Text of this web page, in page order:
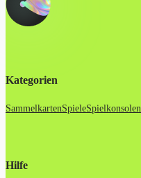
Kategorien
SammelkartenSpieleSpielkonsolen
Hilfe